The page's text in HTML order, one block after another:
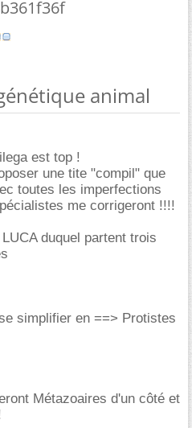
animal
est top !
une tite "compil" que
toutes les imperfections
me corrigeront !!!!
duquel partent trois
simplifier en ==> Protistes
Métazoaires d'un côté et